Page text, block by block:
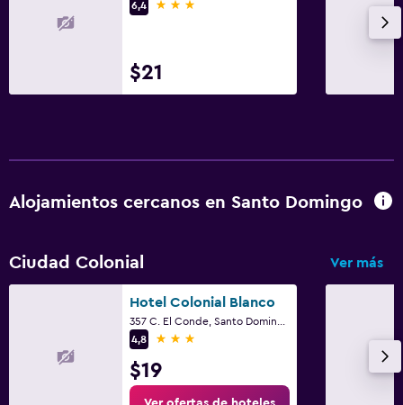
Bicicletas
Casino
Piscina y spa
6,4
3 estrellas
$21
Alojamientos cercanos en Santo Domingo
Ciudad Colonial Ver más
Hotel Colonial Blanco
4,8
3 estrellas
$19